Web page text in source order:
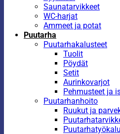
Saunatarvikkeet
WC-harjat
Ammeet ja potat
Puutarha
Puutarhakalusteet
Tuolit
Pöydät
Setit
Aurinkovarjot
Pehmusteet ja
Puutarhanhoito
Ruukut ja